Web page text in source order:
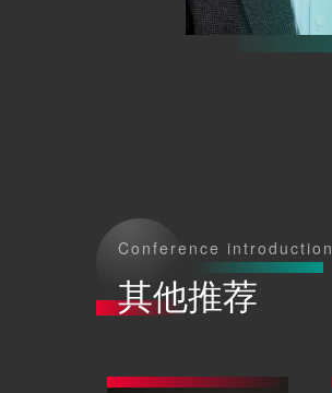
Conference introduction
其他推荐